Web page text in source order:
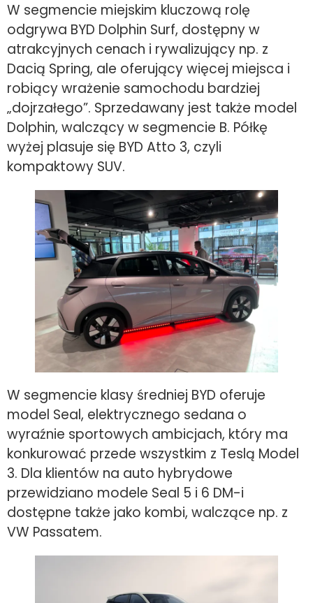
W segmencie miejskim kluczową rolę
odgrywa BYD Dolphin Surf, dostępny w
atrakcyjnych cenach i rywalizujący np. z
Dacią Spring, ale oferujący więcej miejsca i
robiący wrażenie samochodu bardziej
„dojrzałego”. Sprzedawany jest także model
Dolphin, walczący w segmencie B. Półkę
wyżej plasuje się BYD Atto 3, czyli
kompaktowy SUV.
W segmencie klasy średniej BYD oferuje
model Seal, elektrycznego sedana o
wyraźnie sportowych ambicjach, który ma
konkurować przede wszystkim z Teslą Model
3. Dla klientów na auto hybrydowe
przewidziano modele Seal 5 i 6 DM-i
dostępne także jako kombi, walczące np. z
VW Passatem.